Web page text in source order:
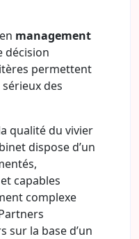
management
décision
permettent
des
qualité du vivier
dispose d’un
capables
complexe
sur la base d’un